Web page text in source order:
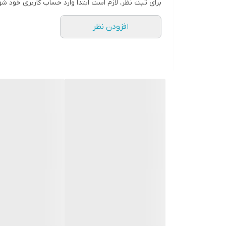
برای ثبت نظر، لازم است ابتدا وارد حساب کاربری خود
افزودن نظر